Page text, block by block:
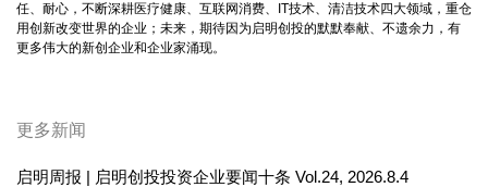
任、耐心，不断深耕医疗健康、互联网消费、IT技术、清洁技术四大领域，重仓
用创新改变世界的企业；未来，期待因为启明创投的默默奉献、不遗余力，有
更多伟大的新创企业和企业家涌现。
更多新闻
启明周报 | 启明创投投资企业要闻十条 Vol.24, 2026.8.4